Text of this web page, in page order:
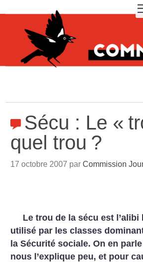
Sécu : Le «
quel trou ?
17 octobre 2007 parCommission
Le trou de la sécu est
utilisé par les classes
la Sécurité sociale. On en
nous l’explique peu, et pour